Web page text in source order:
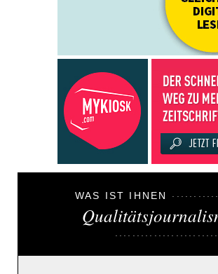
WAS IST IHNEN